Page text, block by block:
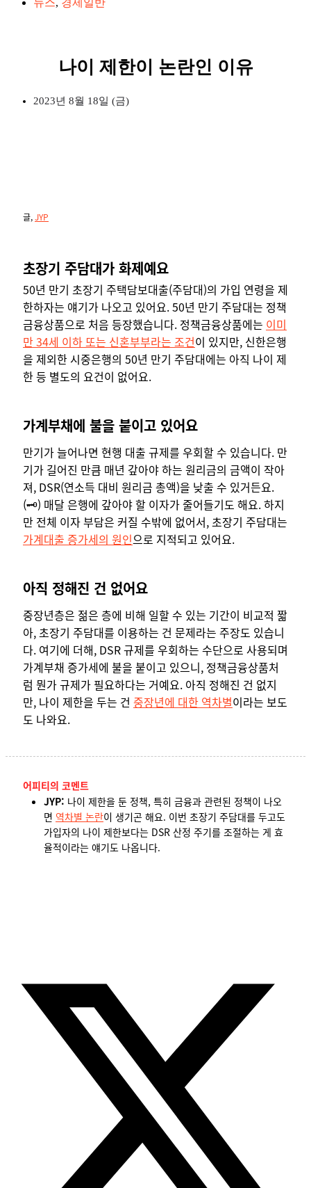
나이 제한이 논란인 이유
2023년 8월 18일 (금)
글,JYP
초장기 주담대가 화제예요
50년 만기 초장기 주택담보대출(주담대)의 가입 연령을 제
한하자는 얘기가 나오고 있어요. 50년 만기 주담대는 정책
금융상품으로 처음 등장했습니다. 정책금융상품에는 이미
만 34세 이하 또는 신혼부부라는 조건이 있지만, 신한은행
을 제외한 시중은행의 50년 만기 주담대에는 아직 나이 제
한 등 별도의 요건이 없어요.
가계부채에 불을 붙이고 있어요
만기가 늘어나면 현행 대출 규제를 우회할 수 있습니다. 만
기가 길어진 만큼 매년 갚아야 하는 원리금의 금액이 작아
져, DSR(연소득 대비 원리금 총액)을 낮출 수 있거든요.
(🗝️) 매달 은행에 갚아야 할 이자가 줄어들기도 해요. 하지
만 전체 이자 부담은 커질 수밖에 없어서, 초장기 주담대는
가계대출 증가세의 원인으로 지적되고 있어요.
아직 정해진 건 없어요
중장년층은 젊은 층에 비해 일할 수 있는 기간이 비교적 짧
아, 초장기 주담대를 이용하는 건 문제라는 주장도 있습니
다. 여기에 더해, DSR 규제를 우회하는 수단으로 사용되며
가계부채 증가세에 불을 붙이고 있으니, 정책금융상품처
럼 뭔가 규제가 필요하다는 거예요. 아직 정해진 건 없지
만, 나이 제한을 두는 건 중장년에 대한 역차별이라는 보도
도 나와요.
어피티의 코멘트
JYP: 나이 제한을 둔 정책, 특히 금융과 관련된 정책이 나오
면 역차별 논란이 생기곤 해요. 이번 초장기 주담대를 두고도
가입자의 나이 제한보다는 DSR 산정 주기를 조절하는 게 효
율적이라는 얘기도 나옵니다.